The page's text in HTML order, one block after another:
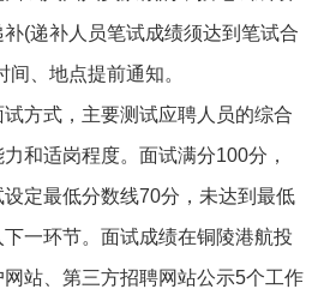
(递补人员笔试成绩须达到笔试合
、地点提前通知。
方式，主要测试应聘人员的综合
和适岗程度。面试满分100分，
定最低分数线70分，未达到最低
一环节。面试成绩在铜陵港航投
站、第三方招聘网站公示5个工作